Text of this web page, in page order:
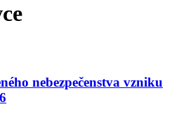
nebezpečenstva vzniku